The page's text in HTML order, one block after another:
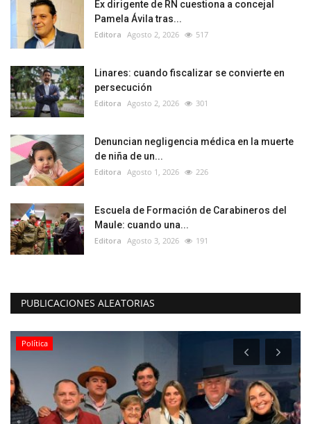
Ex dirigente de RN cuestiona a concejal
Pamela Ávila tras...
Editora Agosto 2, 2026 517
Linares: cuando fiscalizar se convierte en
persecución
Editora Agosto 2, 2026 301
Denuncian negligencia médica en la muerte
de niña de un...
Editora Agosto 1, 2026 226
Escuela de Formación de Carabineros del
Maule: cuando una...
Editora Agosto 3, 2026 191
PUBLICACIONES ALEATORIAS
Política